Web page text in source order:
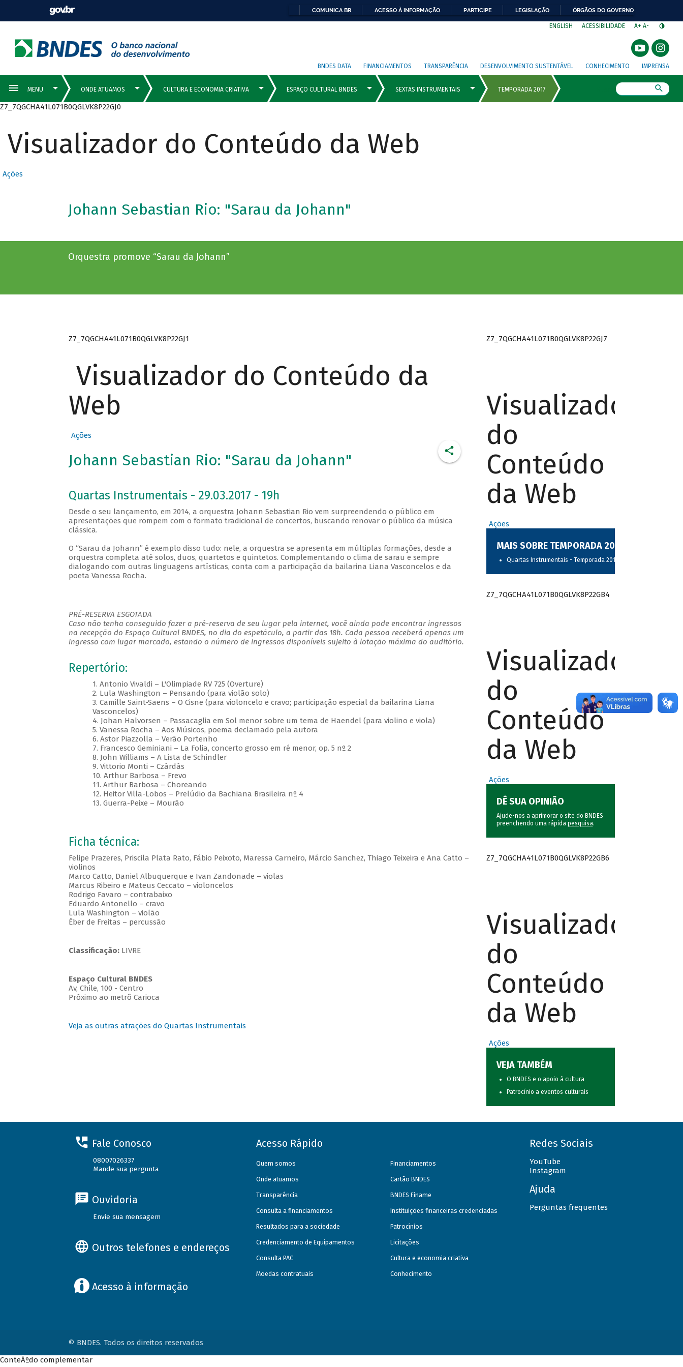
COMUNICA BR ACESSO À INFORMAÇÃO PARTICIPE LEGISLAÇÃO ÓRGÃOS DO GOVERNO
ENGLISH ACESSIBILIDADE A+ A-
BNDES DATA FINANCIAMENTOS TRANSPARÊNCIA DESENVOLVIMENTO SUSTENTÁVEL CONHECIMENTO IMPRENSA
Z7_7QGCHA41L071B0QGLVK8P22GJ0
Visualizador do Conteúdo da Web
Ações
Johann Sebastian Rio: "Sarau da Johann"
Orquestra promove “Sarau da Johann”
Z7_7QGCHA41L071B0QGLVK8P22GJ1
Visualizador do Conteúdo da
Web
Ações
Johann Sebastian Rio: "Sarau da Johann"
Quartas Instrumentais - 29.03.2017 - 19h
Desde o seu lançamento, em 2014, a orquestra Johann Sebastian Rio vem surpreendendo o público em
apresentações que rompem com o formato tradicional de concertos, buscando renovar o público da música
clássica.
O “Sarau da Johann” é exemplo disso tudo: nele, a orquestra se apresenta em múltiplas formações, desde a
orquestra completa até solos, duos, quartetos e quintetos. Complementando o clima de sarau e sempre
dialogando com outras linguagens artísticas, conta com a participação da bailarina Liana Vasconcelos e da
poeta Vanessa Rocha.
PRÉ-RESERVA ESGOTADA
Caso não tenha conseguido fazer a pré-reserva de seu lugar pela internet, você ainda pode encontrar ingressos
na recepção do Espaço Cultural BNDES, no dia do espetáculo, a partir das 18h. Cada pessoa receberá apenas um
ingresso com lugar marcado, estando o número de ingressos disponíveis sujeito à lotação máxima do auditório.
Repertório:
1. Antonio Vivaldi – L'Olimpiade RV 725 (Overture)
2. Lula Washington – Pensando (para violão solo)
3. Camille Saint-Saens – O Cisne (para violoncelo e cravo; participação especial da bailarina Liana
Vasconcelos)
4. Johan Halvorsen – Passacaglia em Sol menor sobre um tema de Haendel (para violino e viola)
5. Vanessa Rocha – Aos Músicos, poema declamado pela autora
6. Astor Piazzolla – Verão Portenho
7. Francesco Geminiani – La Folia, concerto grosso em ré menor, op. 5 nº 2
8. John Williams – A Lista de Schindler
9. Vittorio Monti – Czárdás
10. Arthur Barbosa – Frevo
11. Arthur Barbosa – Choreando
12. Heitor Villa-Lobos – Prelúdio da Bachiana Brasileira nº 4
13. Guerra-Peixe – Mourão
Ficha técnica:
Felipe Prazeres, Priscila Plata Rato, Fábio Peixoto, Maressa Carneiro, Márcio Sanchez, Thiago Teixeira e Ana Catto –
violinos
Marco Catto, Daniel Albuquerque e Ivan Zandonade – violas
Marcus Ribeiro e Mateus Ceccato – violoncelos
Rodrigo Favaro – contrabaixo
Eduardo Antonello – cravo
Lula Washington – violão
Éber de Freitas – percussão
Classificação:LIVRE
Espaço Cultural BNDES
Av, Chile, 100 - Centro
Próximo ao metrô Carioca
Veja as outras atrações do Quartas Instrumentais
Z7_7QGCHA41L071B0QGLVK8P22GJ7
Visualizador
do
Conteúdo
da Web
Ações
MAIS SOBRE TEMPORADA 2017
Quartas Instrumentais - Temporada 2017
Z7_7QGCHA41L071B0QGLVK8P22GB4
Visualizador
do
Conteúdo
da Web
Ações
DÊ SUA OPINIÃO
Ajude-nos a aprimorar o site do BNDES
preenchendo uma rápida pesquisa.
Z7_7QGCHA41L071B0QGLVK8P22GB6
Visualizador
do
Conteúdo
da Web
Ações
VEJA TAMBÉM
O BNDES e o apoio à cultura
Patrocínio a eventos culturais
Fale Conosco
08007026337
Mande sua pergunta
Ouvidoria
Envie sua mensagem
Outros telefones e endereços
Acesso à informação
Acesso Rápido
Quem somos
Onde atuamos
Transparência
Consulta a financiamentos
Resultados para a sociedade
Credenciamento de Equipamentos
Consulta PAC
Moedas contratuais
Financiamentos
Cartão BNDES
BNDES Finame
Instituições financeiras credenciadas
Patrocínios
Licitações
Cultura e economia criativa
Conhecimento
Redes Sociais
YouTube
Instagram
Ajuda
Perguntas frequentes
© BNDES. Todos os direitos reservados
ConteÃºdo complementar